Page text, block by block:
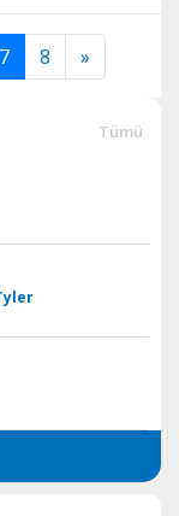
7 8 »
Tümü